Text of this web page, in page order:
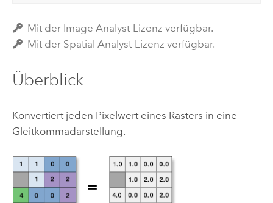
Mit der Image Analyst-Lizenz verfügbar.
Mit der Spatial Analyst-Lizenz verfügbar.
Überblick
Konvertiert jeden Pixelwert eines Rasters in eine
Gleitkommadarstellung.